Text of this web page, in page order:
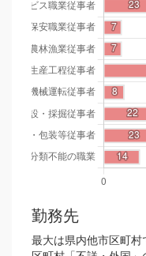
勤務先
最大は県内他市区町